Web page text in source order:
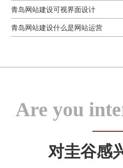
青岛网站建设可视界面设计
青岛网站建设什么是网站运营
Are you
对圭谷感